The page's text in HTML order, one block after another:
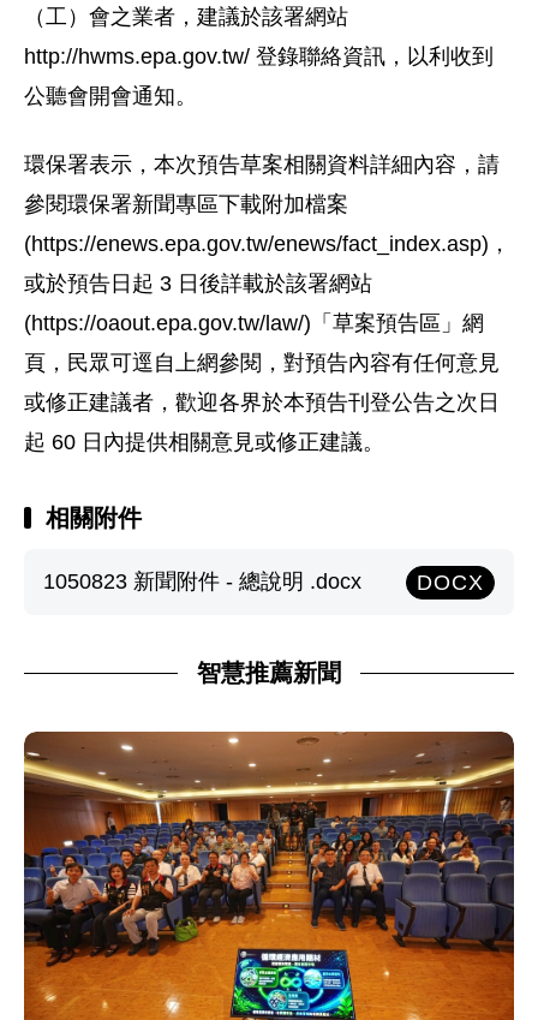
（工）會之業者，建議於該署網站
http://hwms.epa.gov.tw/ 登錄聯絡資訊，以利收到
公聽會開會通知。
環保署表示，本次預告草案相關資料詳細內容，請
參閱環保署新聞專區下載附加檔案
(https://enews.epa.gov.tw/enews/fact_index.asp)，
或於預告日起 3 日後詳載於該署網站
(https://oaout.epa.gov.tw/law/)「草案預告區」網
頁，民眾可逕自上網參閱，對預告內容有任何意見
或修正建議者，歡迎各界於本預告刊登公告之次日
起 60 日內提供相關意見或修正建議。
相關附件
1050823 新聞附件 - 總說明 .docx DOCX
智慧推薦新聞